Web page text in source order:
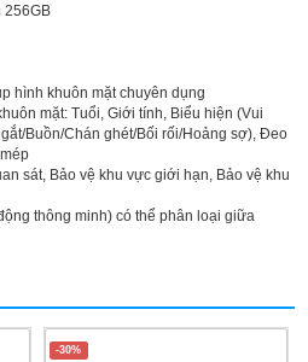
256GB
hình khuôn mặt chuyên dụng
mặt: Tuổi, Giới tính, Biểu hiện (Vui
Buồn/Chán ghét/Bối rối/Hoảng sợ), Đeo
sát, Bảo vệ khu vực giới hạn, Bảo vệ khu
thông minh) có thể phân loại giữa
-30%